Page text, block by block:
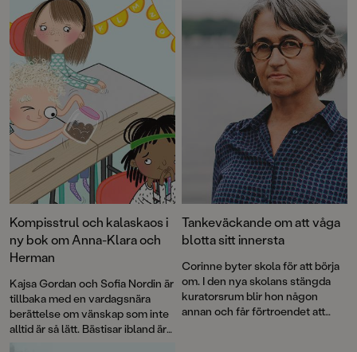
Kompisstrul och kalaskaos i
ny bok om Anna-Klara och
Herman
Kajsa Gordan och Sofia Nordin är
tillbaka med en vardagsnära
berättelse om vänskap som inte
alltid är så lätt. Bästisar ibland är
den andra delen i serien om
Tankeväckande om att våga
blotta sitt innersta
Corinne byter skola för att börja
om. I den nya skolans stängda
kuratorsrum blir hon någon
annan och får förtroendet att